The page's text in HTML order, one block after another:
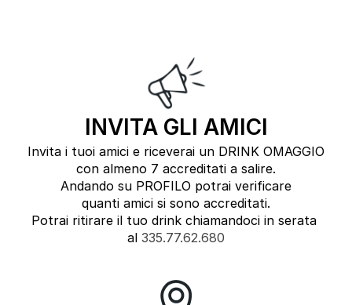
INVITA GLI AMICI
Invita i tuoi amici e riceverai un DRINK OMAGGIO
con almeno 7 accreditati a salire.
Andando su PROFILO potrai verificare
quanti amici si sono accreditati.
Potrai ritirare il tuo drink chiamandoci in serata
al 335.77.62.680